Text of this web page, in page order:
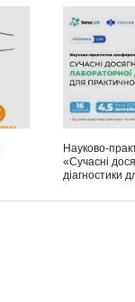
Науково-
«Сучасні
діагностики